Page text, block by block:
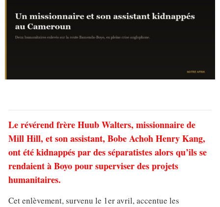
Le révérend frère Huub Walters, missionnaire de
Mill Hill, et son assistant, Bobe Achoh Henry Kang,
ont été kidnappés par des séparatistes alors qu’ils se
rendaient à Boyo pour superviser des projets
humanitaires.
Cet enlèvement, survenu le 1er avril, accentue les